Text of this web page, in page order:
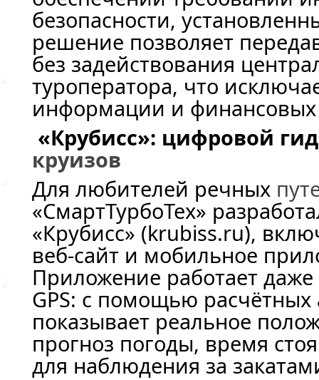
безопасности,
решение позволяет
без задействования
туроператора, что
информации и
«Крубисс»: цифровой
круизов
Для любителей речных
«СмартТурбоТех»
«Крубисс» (krubiss.ru),
веб-сайт и мобильное
Приложение работает даже
GPS: с помощью
показывает реальное
прогноз погоды, время
для наблюдения за